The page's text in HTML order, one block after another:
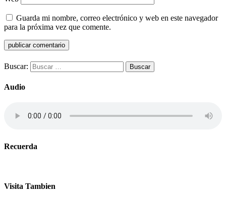
Guarda mi nombre, correo electrónico y web en este navegador
para la próxima vez que comente.
Buscar:
Audio
Recuerda
Visita Tambien